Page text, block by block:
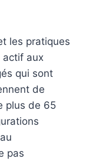
les pratiques
actif aux
qui sont
de
plus de 65
pas